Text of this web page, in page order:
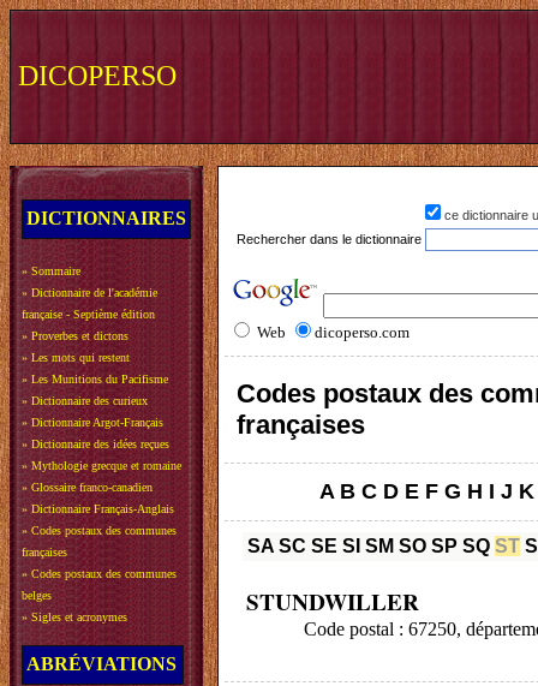
DICOPERSO
DICTIONNAIRES
» Sommaire
» Dictionnaire de l'académie
française - Septième édition
» Proverbes et dictons
» Les mots qui restent
» Les Munitions du Pacifisme
» Dictionnaire des curieux
» Dictionnaire Argot-Français
» Dictionnaire des idées reçues
» Mythologie grecque et romaine
» Glossaire franco-canadien
» Dictionnaire Français-Anglais
» Codes postaux des communes
françaises
» Codes postaux des communes
belges
» Sigles et acronymes
ABRÉVIATIONS
ce dictionnaire
Rechercher dans le dictionnaire
Web dicoperso.com
Codes postaux des
françaises
A B C D E F G H I J K
SA SC SE SI SM SO SP SQ ST
STUNDWILLER
Code postal : 67250,